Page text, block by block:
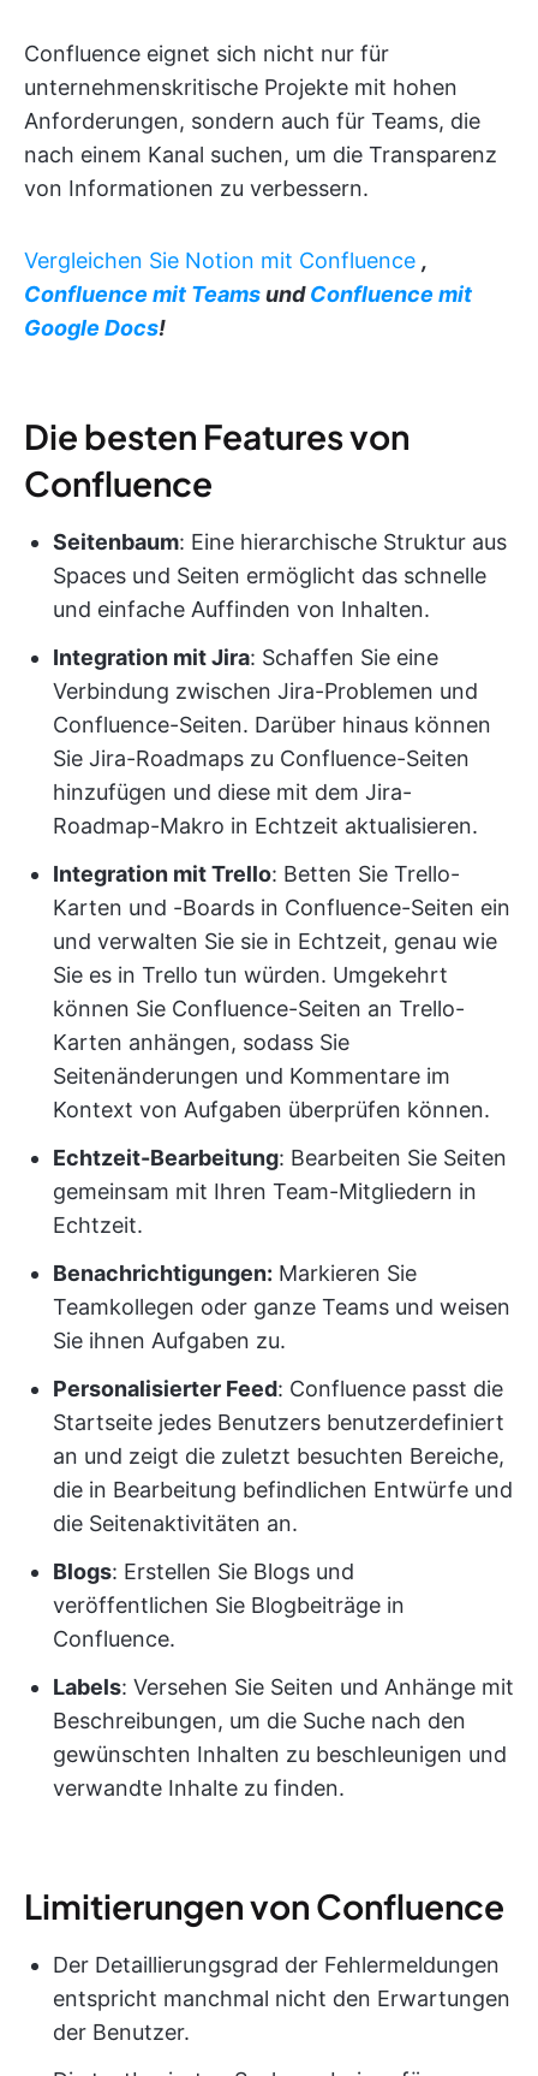
Confluence eignet sich nicht nur für
unternehmenskritische Projekte mit hohen
Anforderungen, sondern auch für Teams, die
nach einem Kanal suchen, um die Transparenz
von Informationen zu verbessern.
Vergleichen Sie Notion mit Confluence ,
Confluence mit TeamsundConfluence mit
Google Docs!
Die besten Features von
Confluence
Seitenbaum: Eine hierarchische Struktur aus
Spaces und Seiten ermöglicht das schnelle
und einfache Auffinden von Inhalten.
Integration mit Jira: Schaffen Sie eine
Verbindung zwischen Jira-Problemen und
Confluence-Seiten. Darüber hinaus können
Sie Jira-Roadmaps zu Confluence-Seiten
hinzufügen und diese mit dem Jira-
Roadmap-Makro in Echtzeit aktualisieren.
Integration mit Trello: Betten Sie Trello-
Karten und -Boards in Confluence-Seiten ein
und verwalten Sie sie in Echtzeit, genau wie
Sie es in Trello tun würden. Umgekehrt
können Sie Confluence-Seiten an Trello-
Karten anhängen, sodass Sie
Seitenänderungen und Kommentare im
Kontext von Aufgaben überprüfen können.
Echtzeit-Bearbeitung: Bearbeiten Sie Seiten
gemeinsam mit Ihren Team-Mitgliedern in
Echtzeit.
Benachrichtigungen: Markieren Sie
Teamkollegen oder ganze Teams und weisen
Sie ihnen Aufgaben zu.
Personalisierter Feed: Confluence passt die
Startseite jedes Benutzers benutzerdefiniert
an und zeigt die zuletzt besuchten Bereiche,
die in Bearbeitung befindlichen Entwürfe und
die Seitenaktivitäten an.
Blogs: Erstellen Sie Blogs und
veröffentlichen Sie Blogbeiträge in
Confluence.
Labels: Versehen Sie Seiten und Anhänge mit
Beschreibungen, um die Suche nach den
gewünschten Inhalten zu beschleunigen und
verwandte Inhalte zu finden.
Limitierungen von Confluence
Der Detaillierungsgrad der Fehlermeldungen
entspricht manchmal nicht den Erwartungen
der Benutzer.